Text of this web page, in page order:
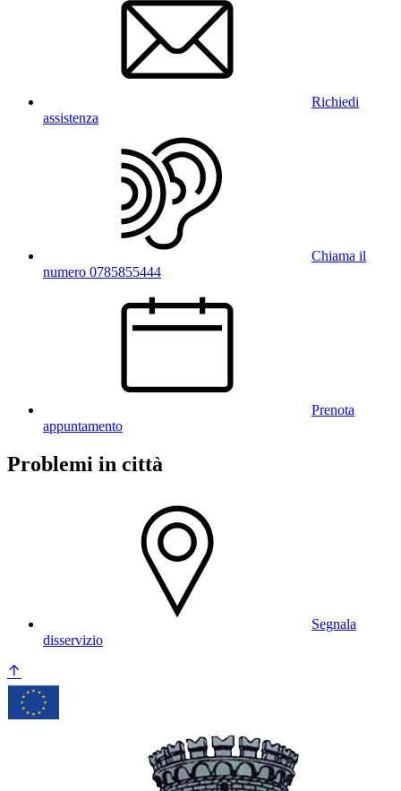
Richiedi
assistenza
Chiama il
numero 0785855444
Prenota
appuntamento
Problemi in città
Segnala
disservizio